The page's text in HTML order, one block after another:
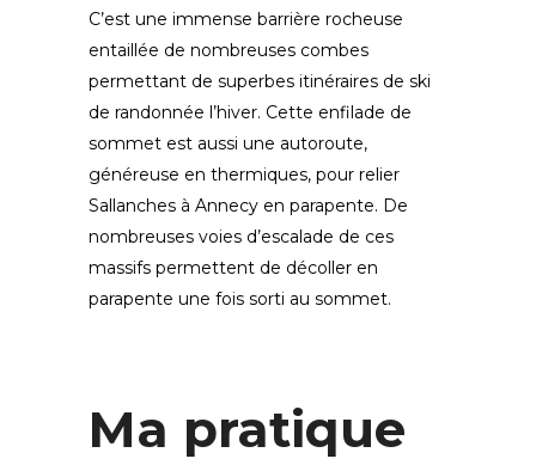
C’est une immense barrière rocheuse
entaillée de nombreuses combes
permettant de superbes itinéraires de ski
de randonnée l’hiver. Cette enfilade de
sommet est aussi une autoroute,
généreuse en thermiques, pour relier
Sallanches à Annecy en parapente. De
nombreuses voies d’escalade de ces
massifs permettent de décoller en
parapente une fois sorti au sommet.
Ma pratique